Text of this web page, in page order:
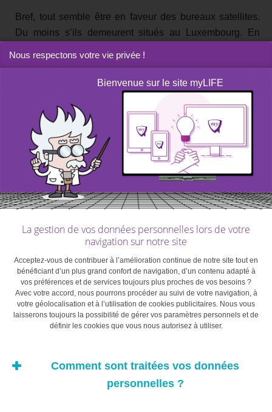
Bref, tout semble être en faveur des bureaux satellites.
Du moins s’ils demeurent situés au Luxembourg. En
Quelles limites ?
Un bureau en France ou en Allemagne, c’est pour
l’employeur un bureau où les salariés qui y travaillent
sont soumis à la fiscalité du pays en question. Si ce peut
être avantageux dans certains cas, ce n’est à priori pas
le cas pour les entreprises luxembourgeoises comme
pour leurs salariés. Peut-être serait-il souhaitable de
s’interroger sur l’opportunité de mettre en place des
conventions entre pays pour permettre et encourager
l’installation de bureaux satellites à proximité des
frontières luxembourgeoises. À l’instar des conventions
sur le télétravail, il devrait être possible de déterminer un
quota de jours travaillés dans des bureaux satellites
situés hors du Luxembourg, tout en bénéficiant de sa
davantage.
Nous respectons votre vie privée !
Bienvenue sur le site myLIFE
La gestion de vos données personnelles lors de votre
navigation sur notre site
Acceptez-vous de contribuer à l’amélioration continue de notre site tout en
bénéficiant d’un plus grand confort de navigation, d’un contenu adapté à
vos préférences et de services toujours plus proches de vos besoins ?
Avec votre accord, nous pourrons procéder au suivi de votre navigation, à
votre géolocalisation et à l’utilisation de cookies publicitaires. Nous vous
laisserons toujours la possibilité de gérer vos paramètres personnels et de
définir les cookies que vous nous autorisez à utiliser.
Comment sont traitées vos données
personnelles ?